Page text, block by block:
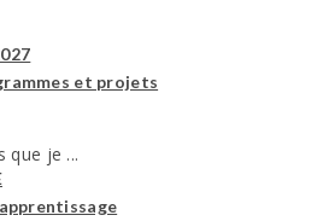
et projets
que je ...